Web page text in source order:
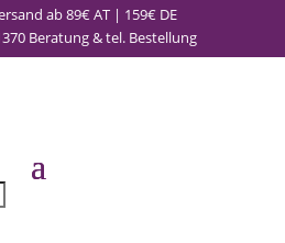
ab 89€ AT | 159€ DE
Beratung & tel. Bestellung